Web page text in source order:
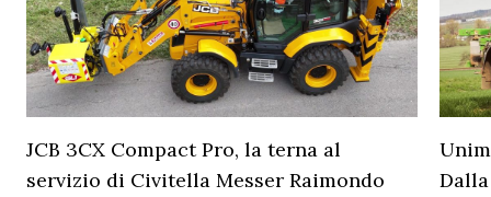
JCB 3CX Compact Pro, la terna al
servizio di Civitella Messer Raimondo